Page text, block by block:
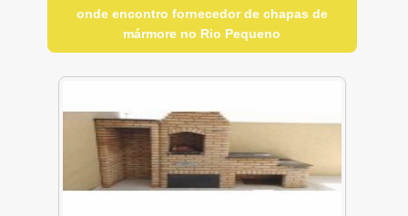
onde encontro fornecedor de chapas de
mármore no Rio Pequeno